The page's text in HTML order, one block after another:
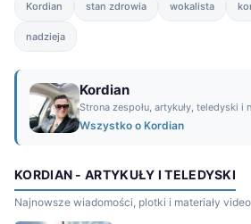
Kordian stan zdrowia wokalista
nadzieja
Kordian
Strona zespołu, artykuły, teledyski i
Wszystko o Kordian
KORDIAN - ARTYKUŁY I TELEDYSKI
Najnowsze wiadomości, plotki i materiały video